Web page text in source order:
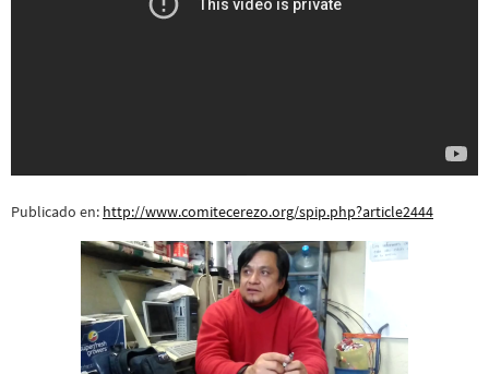
Publicado en: http://www.comitecerezo.org/spip.php?article2444